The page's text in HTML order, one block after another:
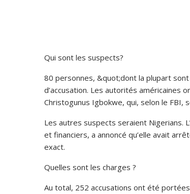
Qui sont les suspects?
80 personnes, &quot;dont la plupart
d’accusation. Les autorités américaines
Christogunus Igbokwe, qui, selon le FBI,
Les autres suspects seraient Nigerians.
et financiers, a annoncé qu’elle avait
exact.
Quelles sont les charges ?
Au total, 252 accusations ont été